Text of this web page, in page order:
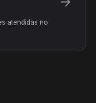
atendidas no